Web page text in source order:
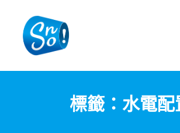
標籤：水電配